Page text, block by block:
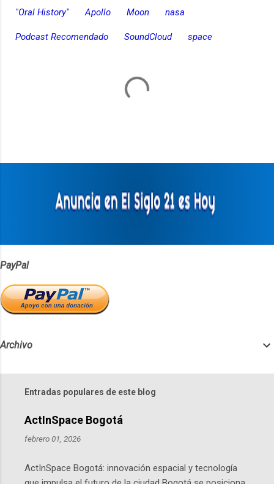
"Oral History" Apollo Moon nasa
Podcast Recomendado SoundCloud space
PayPal
Archivo
Entradas populares de este blog
ActInSpace Bogotá
febrero 01, 2026
ActInSpace Bogotá: innovación espacial y tecnología